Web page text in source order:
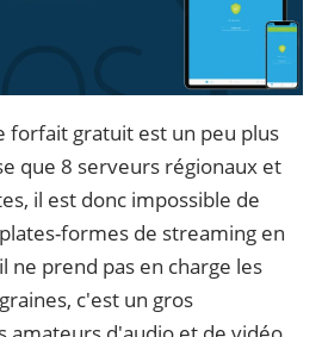
forfait gratuit est un peu plus
que 8 serveurs régionaux et
il est donc impossible de
formes de streaming en
ne prend pas en charge les
c'est un gros